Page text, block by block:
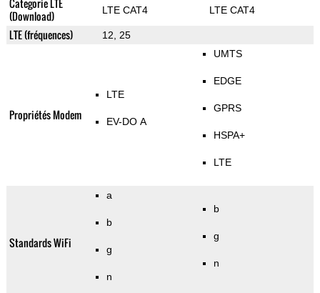
Categorie LTE
(Download)
LTE CAT4 LTE CAT4
LTE (fréquences) 12, 25
Propriétés Modem
LTE
EV-DO A
UMTS
EDGE
GPRS
HSPA+
LTE
Standards WiFi
a
b
g
n
b
g
n